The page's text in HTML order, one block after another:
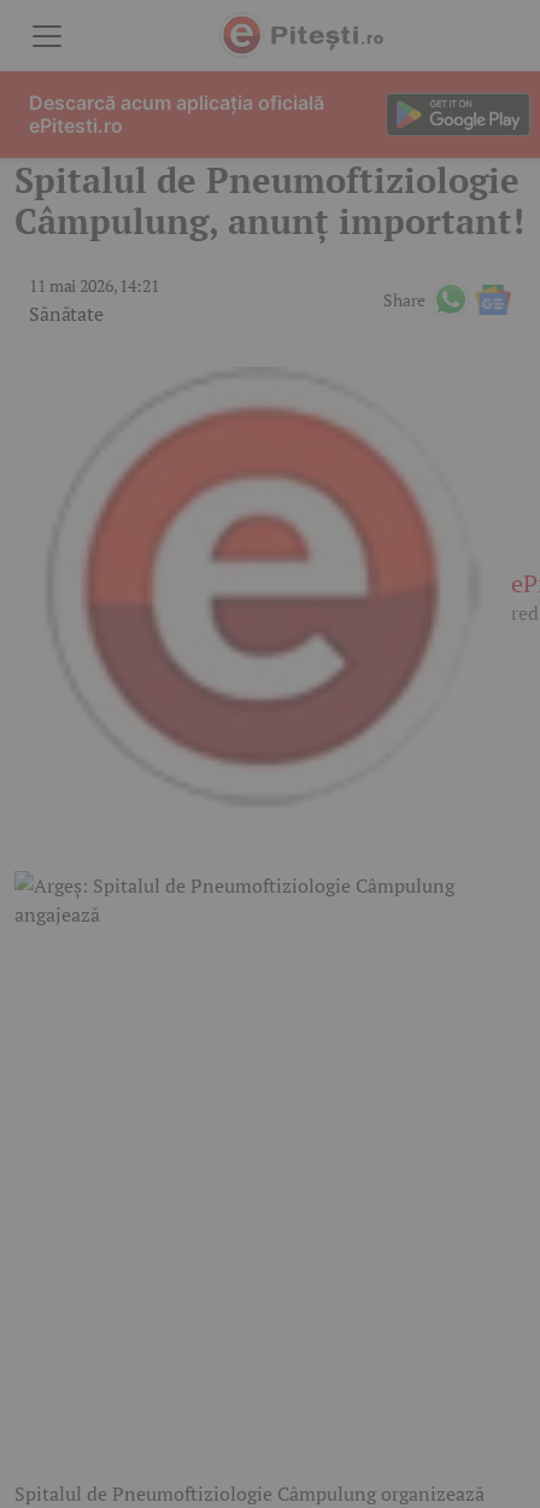
Spitalul de Pneumoftiziologie
Câmpulung, anunț important!
11 mai 2026, 14:21
Sănătate
Share
Spitalul de Pneumoftiziologie Câmpulung organizează
Descarcă acum aplicația oficială
ePitesti.ro